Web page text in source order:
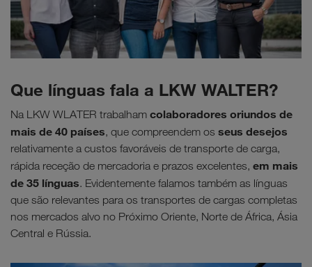
Que línguas fala a LKW WALTER?
Na LKW WLATER trabalham colaboradores oriundos de
mais de 40 países, que compreendem os seus desejos
relativamente a custos favoráveis de transporte de carga,
rápida receção de mercadoria e prazos excelentes, em mais
de 35 línguas. Evidentemente falamos também as línguas
que são relevantes para os transportes de cargas completas
nos mercados alvo no Próximo Oriente, Norte de África, Ásia
Central e Rússia.